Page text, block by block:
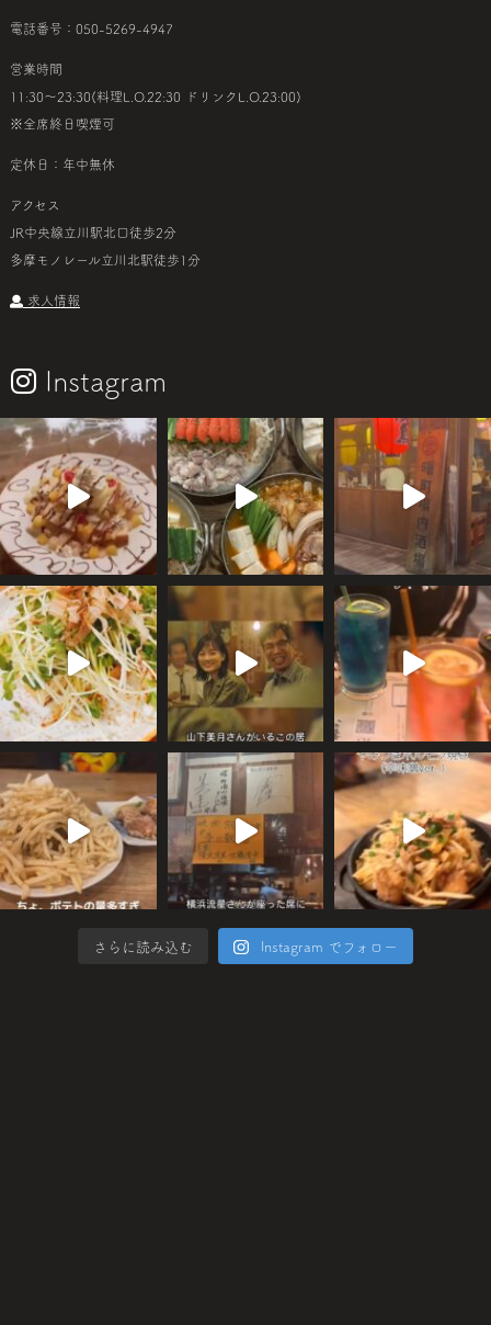
電話番号：050-5269-4947
営業時間
11:30～23:30(料理L.O.22:30 ドリンクL.O.23:00)
※全席終日喫煙可
定休日：年中無休
アクセス
JR中央線立川駅北口徒歩2分
多摩モノレール立川北駅徒歩1分
求人情報
Instagram
さらに読み込む Instagram でフォロー